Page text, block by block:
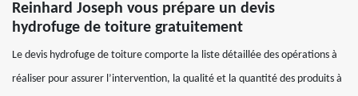
Reinhard Joseph vous prépare un devis
hydrofuge de toiture gratuitement
Le devis hydrofuge de toiture comporte la liste détaillée des opérations à
réaliser pour assurer l’intervention, la qualité et la quantité des produits à